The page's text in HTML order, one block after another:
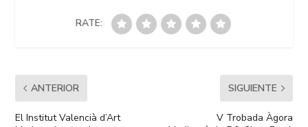
RATE:
ANTERIOR
El Institut Valencià d’Art
SIGUIENTE
V Trobada Àgora